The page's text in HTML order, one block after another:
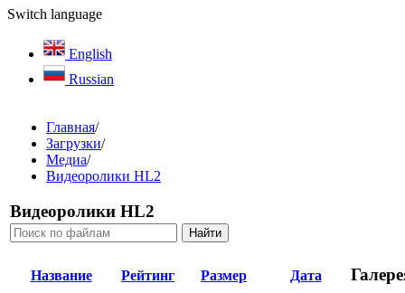
Switch language
English
Russian
Главная/
Загрузки/
Медиа/
Видеоролики HL2
Видеоролики HL2
Название Рейтинг Размер Дата